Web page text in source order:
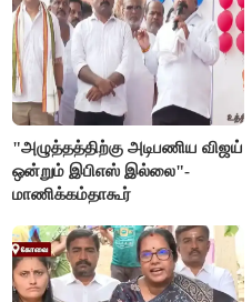
"அழுத்தத்திற்கு அடிபணிய விஜய்
ஒன்றும் இபிஎஸ் இல்லை"-
மாணிக்கம்தாகூர்